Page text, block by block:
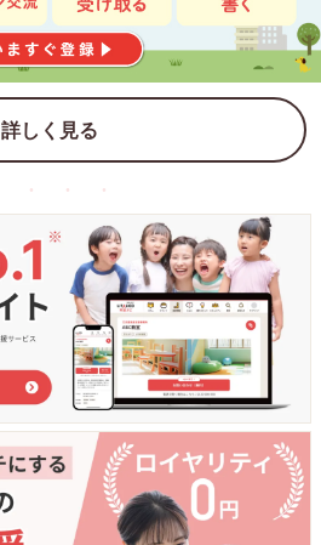
詳しく見る